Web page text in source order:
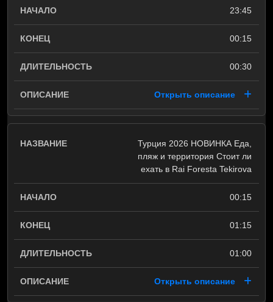
23:45
00:15
00:30
Открыть описание
Турция 2026 НОВИНКА Еда,
пляж и территория Стоит ли
ехать в Rai Foresta Tekirova
00:15
01:15
01:00
Открыть описание